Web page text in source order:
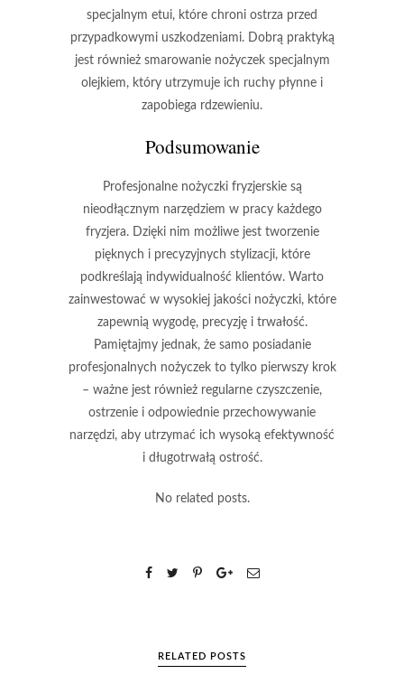
specjalnym etui, które chroni ostrza przed
przypadkowymi uszkodzeniami. Dobrą praktyką
jest również smarowanie nożyczek specjalnym
olejkiem, który utrzymuje ich ruchy płynne i
zapobiega rdzewieniu.
Podsumowanie
Profesjonalne nożyczki fryzjerskie są
nieodłącznym narzędziem w pracy każdego
fryzjera. Dzięki nim możliwe jest tworzenie
pięknych i precyzyjnych stylizacji, które
podkreślają indywidualność klientów. Warto
zainwestować w wysokiej jakości nożyczki, które
zapewnią wygodę, precyzję i trwałość.
Pamiętajmy jednak, że samo posiadanie
profesjonalnych nożyczek to tylko pierwszy krok
– ważne jest również regularne czyszczenie,
ostrzenie i odpowiednie przechowywanie
narzędzi, aby utrzymać ich wysoką efektywność
i długotrwałą ostrość.
No related posts.
RELATED POSTS